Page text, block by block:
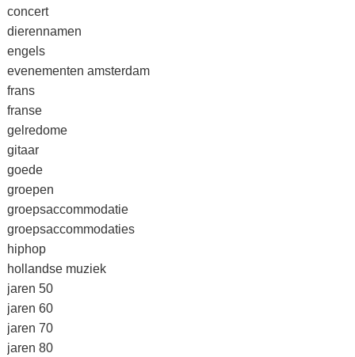
concert
dierennamen
engels
evenementen amsterdam
frans
franse
gelredome
gitaar
goede
groepen
groepsaccommodatie
groepsaccommodaties
hiphop
hollandse muziek
jaren 50
jaren 60
jaren 70
jaren 80